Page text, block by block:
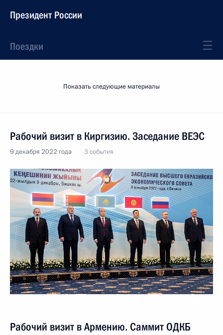
Президент России
Поездки
Показать следующие материалы
Рабочий визит в Киргизию. Заседание ВЕЭС
9 декабря 2022 года 3 события
Рабочий визит в Армению. Саммит ОДКБ